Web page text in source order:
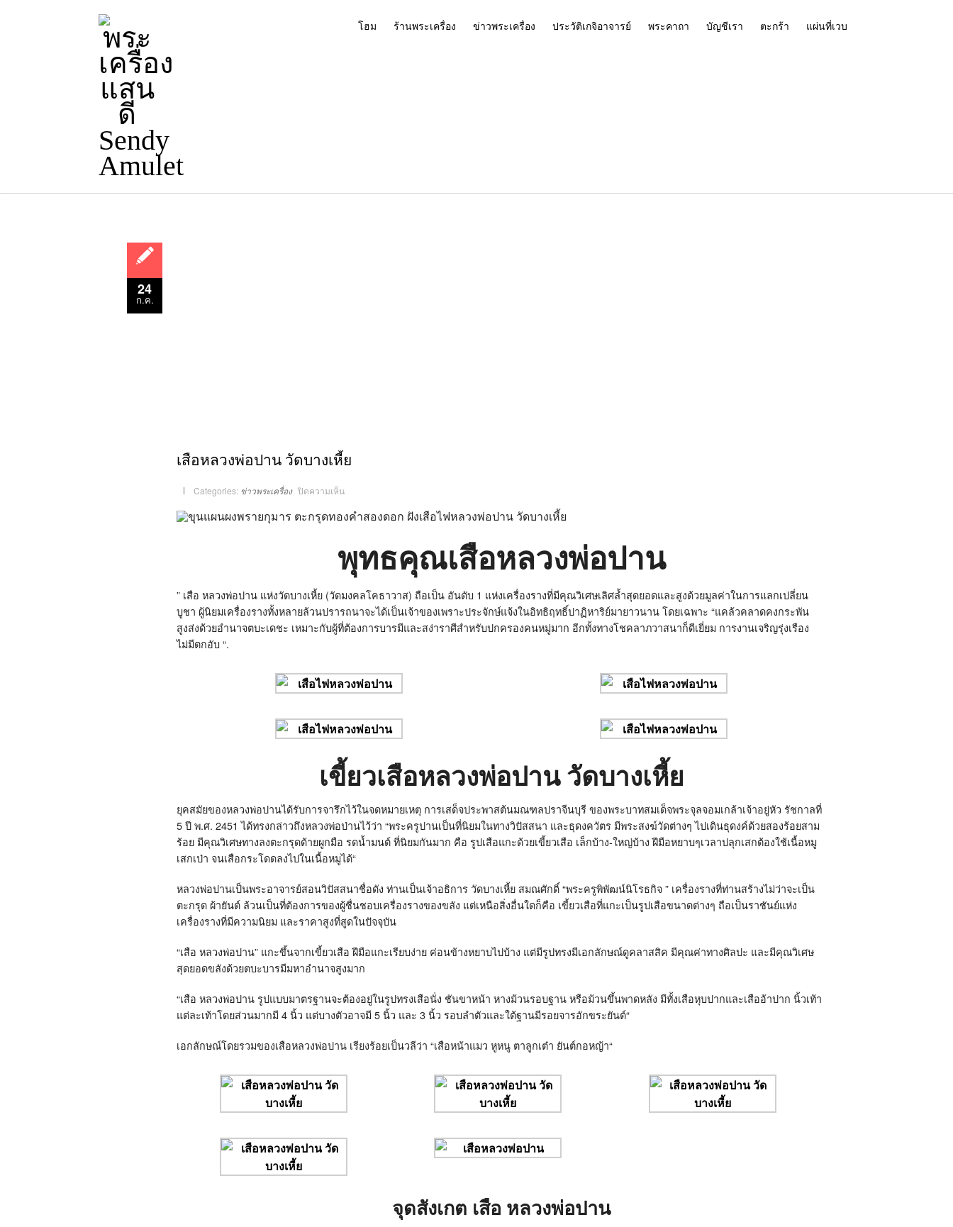
โฮม ร้านพระเครื่อง ข่าวพระเครื่อง ประวัติเกจิอาจารย์ พระคาถา บัญชีเรา ตะกร้า แผ่นที่เวบ
24
ก.ค.
เสือหลวงพ่อปาน วัดบางเหี้ย
Categories: ข่าวพระเครื่อง ปิดความเห็นบน
เสือ
พ่อ
ปาน
เหี้ย
พุทธคุณเสือหลวงพ่อปาน
” เสือ หลวงพ่อปาน แห่งวัดบางเหี้ย (วัดมงคลโคธาวาส) ถือเป็น อันดับ 1 แห่งเครื่องรางที่มีคุณวิเศษเลิศล้ำสุดยอดและสูงด้วยมูลค่าในการแลกเปลี่ยน
บูชา ผู้นิยมเครื่องรางทั้งหลายล้วนปรารถนาจะได้เป็นเจ้าของเพราะประจักษ์แจ้งในอิทธิฤทธิ์ปาฏิหาริย์มายาวนาน โดยเฉพาะ “แคล้วคลาดคงกระพัน
สูงส่งด้วยอำนาจตบะเดชะ เหมาะกับผู้ที่ต้องการบารมีและสง่าราศีสำหรับปกครองคนหมู่มาก อีกทั้งทางโชคลาภวาสนาก็ดีเยี่ยม การงานเจริญรุ่งเรือง
ไม่มีตกอับ “.
เขี้ยวเสือหลวงพ่อปาน วัดบางเหี้ย
ยุคสมัยของหลวงพ่อปานได้รับการจารึกไว้ในจดหมายเหตุ การเสด็จประพาสต้นมณฑลปราจีนบุรี ของพระบาทสมเด็จพระจุลจอมเกล้าเจ้าอยู่หัว รัชกาลที่
5ปี พ.ศ. 2451ได้ทรงกล่าวถึงหลวงพ่อป่านไว้ว่า “พระครูปานเป็นที่นิยมในทางวิปัสสนา และธุดงควัตร มีพระสงฆ์วัดต่างๆ ไปเดินธุดงค์ด้วยสองร้อยสาม
ร้อย มีคุณวิเศษทางลงตะกรุดด้ายผูกมือ รดน้ำมนต์ ที่นิยมกันมาก คือ รูปเสือแกะด้วยเขี้ยวเสือ เล็กบ้าง-ใหญ่บ้าง ฝีมือหยาบๆเวลาปลุกเสกต้องใช้เนื้อหมู
เสกเป่า จนเสือกระโดดลงไปในเนื้อหมูได้“
หลวงพ่อปานเป็นพระอาจารย์สอนวิปัสสนาชื่อดัง ท่านเป็นเจ้าอธิการ วัดบางเหี้ย สมณศักดิ์“พระครูพิพัฒน์นิโรธกิจ” เครื่องรางที่ท่านสร้างไม่ว่าจะเป็น
ตะกรุด ผ้ายันต์ ล้วนเป็นที่ต้องการของผู้ชื่นชอบเครื่องรางของขลัง แต่เหนือสิ่งอื่นใดก็คือ เขี้ยวเสือที่แกะเป็นรูปเสือขนาดต่างๆ ถือเป็นราชันย์แห่ง
เครื่องรางที่มีความนิยม และราคาสูงที่สูดในปัจจุบัน
“เสือ หลวงพ่อปาน” แกะขึ้นจากเขี้ยวเสือ ฝีมือแกะเรียบง่าย ค่อนข้างหยาบไปบ้าง แต่มีรูปทรงมีเอกลักษณ์ดูคลาสสิค มีคุณค่าทางศิลปะ และมีคุณวิเศษ
สุดยอดขลังด้วยตบะบารมีมหาอำนาจสูงมาก
“เสือ หลวงพ่อปาน รูปแบบมาตรฐานจะต้องอยู่ในรูปทรงเสือนั่ง ชันขาหน้า หางม้วนรอบฐาน หรือม้วนขึ้นพาดหลัง มีทั้งเสือหุบปากและเสืออ้าปาก นิ้วเท้า
แต่ละเท้าโดยส่วนมากมี 4นิ้ว แต่บางตัวอาจมี 5นิ้ว และ 3นิ้ว รอบลำตัวและใต้ฐานมีรอยจารอักขระยันต์“
เอกลักษณ์โดยรวมของเสือหลวงพ่อปาน เรียงร้อยเป็นวลีว่า “เสือหน้าแมว หูหนู ตาลูกเต๋า ยันต์กอหญ้า“
จุดสังเกต เสือ หลวงพ่อปาน